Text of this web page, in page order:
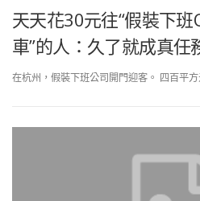
天天花30元往“假裝下班
車”的人：久了就成真任
在杭州，假裝下班公司開門迎客。 四百平